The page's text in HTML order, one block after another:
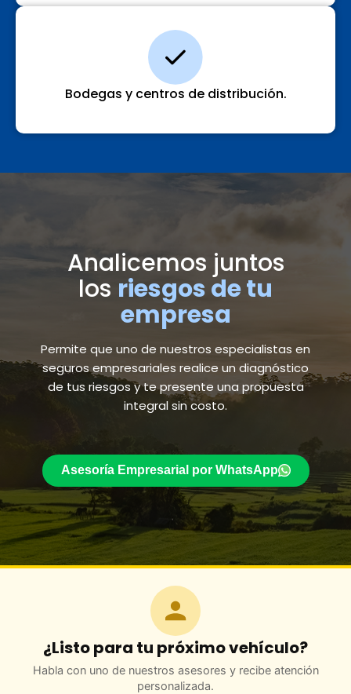
Bodegas y centros de distribución.
Analicemos juntos
los riesgos de tu
empresa
Permite que uno de nuestros especialistas en
seguros empresariales realice un diagnóstico
de tus riesgos y te presente una propuesta
integral sin costo.
Asesoría Empresarial por WhatsApp
¿Listo para tu próximo vehículo?
Habla con uno de nuestros asesores y recibe atención
personalizada.